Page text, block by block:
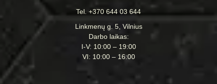
Tel. +370 644 03 644
Linkmenų g. 5, Vilnius
Darbo laikas:
I-V: 10:00 – 19:00
VI: 10:00 – 16:00